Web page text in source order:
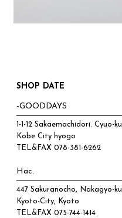
SHOP DATE
-GOODDAYS
1-1-12 Sakaemachidori. Cyuo-ku
Kobe City hyogo
TEL&FAX078-381-6262
Hac.
447 Sakuranocho, Nakagyo-ku
Kyoto-City, Kyoto
TEL&FAX075-744-1414